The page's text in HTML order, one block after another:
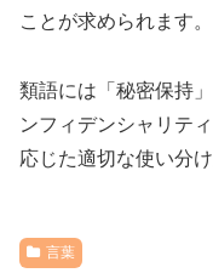
ことが求められます。
類語には「秘密保持
ンフィデンシャリテ
応じた適切な使い分
言葉